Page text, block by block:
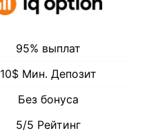
95% выплат
10$ Мин. Депозит
Без бонуса
5/5 Рейтинг